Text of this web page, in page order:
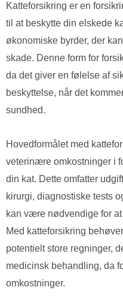
Katteforsikring er en
til at beskytte din elskede
økonomiske byrder, der
skade. Denne form for
da det giver en følelse af
beskyttelse, når det
sundhed.
Hovedformålet med
veterinære omkostninger i
din kat. Dette omfatter
kirurgi, diagnostiske tests
kan være nødvendige for
Med katteforsikring
potentielt store regninger,
medicinsk behandling, da
omkostninger.